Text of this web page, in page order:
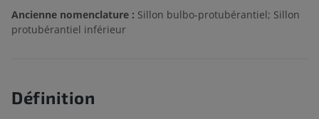
Ancienne nomenclature : Sillon bulbo-protubérantiel; Sillon
protubérantiel inférieur
Définition